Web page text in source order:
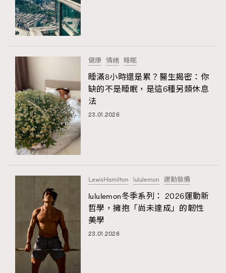
健康 情緒 睡眠
睡滿8小時還是累？醫生揭密：你
缺的不是睡眠，是這6種另類休息
法
23.01.2026
LewisHamilton lululemon 運動裝備
lululemon冬季系列： 2026運動新
哲學，擁抱「尚未達成」的韌性
美學
23.01.2026